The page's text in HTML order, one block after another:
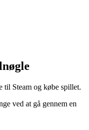
til Steam og købe spillet.
ved at gå gennem en